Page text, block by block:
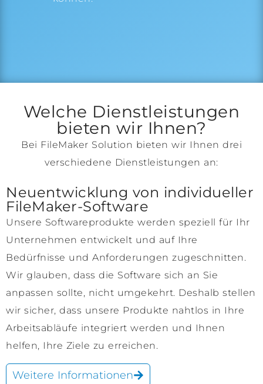
Welche Dienstleistungen
bieten wir Ihnen?
Bei FileMaker Solution bieten wir Ihnen drei
verschiedene Dienstleistungen an:
Neuentwicklung von individueller
FileMaker-Software
Unsere Softwareprodukte werden speziell für Ihr
Unternehmen entwickelt und auf Ihre
Bedürfnisse und Anforderungen zugeschnitten.
Wir glauben, dass die Software sich an Sie
anpassen sollte, nicht umgekehrt. Deshalb stellen
wir sicher, dass unsere Produkte nahtlos in Ihre
Arbeitsabläufe integriert werden und Ihnen
helfen, Ihre Ziele zu erreichen.
Weitere Informationen